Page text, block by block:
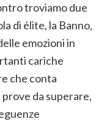
troviamo due
di élite, la Banno,
emozioni in
cariche
che conta
da superare,